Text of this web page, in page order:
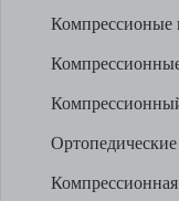
Компрессионые
Ортопедические